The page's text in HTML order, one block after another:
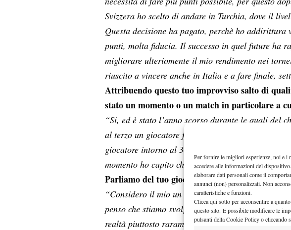
Per fornire le migliori esperienze, noi e i
accedere alle informazioni del
elaborare dati personali come il
annunci (non) personalizzati. Non
caratteristiche e funzioni.
Clicca qui sotto per acconsentire a
questo sito. È possibile modificare le
pulsanti della Cookie Policy o cliccando
Svizzera ho scelto di andare in Turchia, dove il
Questa decisione ha pagato, perchè ho
punti, molta fiducia. Il successo in quel future ha
migliorare ulteriomente il mio rendimento nei
riuscito a vincere anche in Italia e a fare finale,
Attribuendo questo tuo improvviso salto di
stato un momento o un match in particolare a
“Si, ed è stato l’anno scorso durante le quali del
al terzo un giocatore forte (Robin Vik, allora n.
giocatore intorno al 300 del mondo (Adrian
momento ho capito che me la giocavo e che ce la
Parliamo del tuo gioco e degli aspetti sui cui
“Considero il mio un tennis completo. Mi alleno a
penso che stiamo svolgendo un ottimo lavoro
realtà piuttosto raramente in questo periodo, visto